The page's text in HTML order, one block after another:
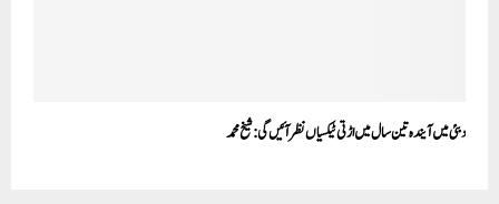
دبئی میں آیندہ تین سال میں اڑتی ٹیکسیاں نظرآئیں گی:شیخ محمد